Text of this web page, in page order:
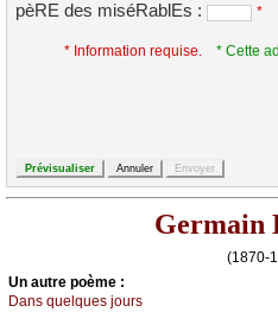
pèRE des miséRablEs : *
* Information requise.
* Cette
Germain
(1870-
Un autrе pоèmе :
Dаns quеlquеs јоurs